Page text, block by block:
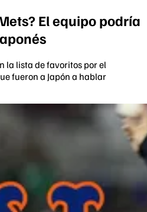
El equipo podría
la lista de favoritos por el
fueron a Japón a hablar